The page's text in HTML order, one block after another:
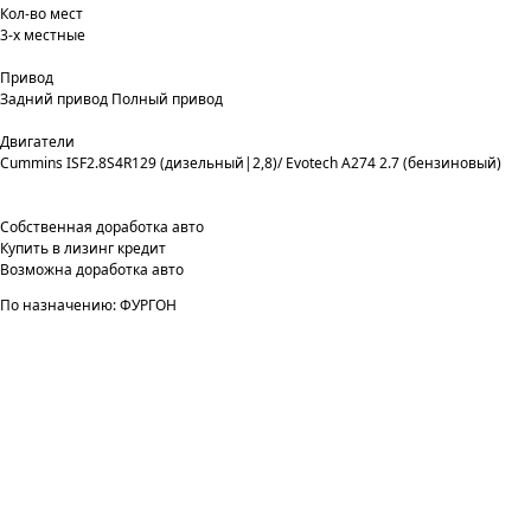
Кол-во мест
3-х местные
Привод
Задний привод Полный привод
Двигатели
Cummins ISF2.8S4R129 (дизельный|2,8)/ Evotech A274 2.7 (бензиновый)
Собственная доработка авто
Купить в лизинг кредит
Возможна доработка авто
По назначению: ФУРГОН